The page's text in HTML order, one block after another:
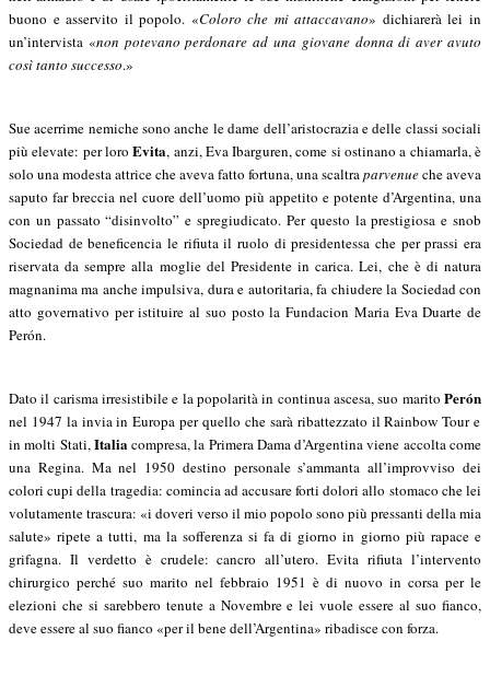
buono e asservito il popolo. «Coloro che mi attaccavano» dichiarerà lei in
un’intervista «non potevano perdonare ad una giovane donna di aver avuto
così tanto successo.»
Sue acerrime nemiche sono anche le dame dell’aristocrazia e delle classi sociali
più elevate: per loroEvita, anzi, Eva Ibarguren, come si ostinano a chiamarla, è
solo una modesta attrice che aveva fatto fortuna, una scaltraparvenueche aveva
saputo far breccia nel cuore dell’uomo più appetito e potente d’Argentina, una
con un passato “disinvolto” e spregiudicato. Per questo la prestigiosa e snob
Sociedad de beneficencia le rifiuta il ruolo di presidentessa che per prassi era
riservata da sempre alla moglie del Presidente in carica. Lei, che è di natura
magnanima ma anche impulsiva, dura e autoritaria, fa chiudere la Sociedad con
atto governativo per istituire al suo posto la Fundacion Maria Eva Duarte de
Perón.
Dato il carisma irresistibile e la popolarità in continua ascesa, suo marito Perón
nel 1947 la invia in Europa per quello che sarà ribattezzato il Rainbow Tour e
in molti Stati,Italiacompresa, la Primera Dama d’Argentina viene accolta come
una Regina. Ma nel 1950 destino personale s’ammanta all’improvviso dei
colori cupi della tragedia: comincia ad accusare forti dolori allo stomaco che lei
volutamente trascura: «i doveri verso il mio popolo sono più pressanti della mia
salute» ripete a tutti, ma la sofferenza si fa di giorno in giorno più rapace e
grifagna. Il verdetto è crudele: cancro all’utero. Evita rifiuta l’intervento
chirurgico perché suo marito nel febbraio 1951 è di nuovo in corsa per le
elezioni che si sarebbero tenute a Novembre e lei vuole essere al suo fianco,
deve essere al suo fianco «per il bene dell’Argentina» ribadisce con forza.